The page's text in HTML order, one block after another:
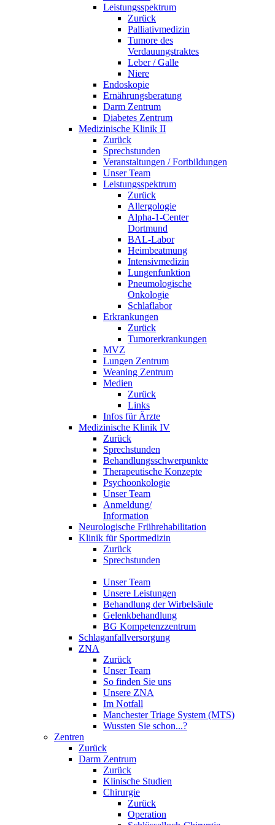
Leistungsspektrum
Zurück
Palliativmedizin
Tumore des
Verdauungstraktes
Leber / Galle
Niere
Endoskopie
Ernährungsberatung
Darm Zentrum
Diabetes Zentrum
Medizinische Klinik II
Zurück
Sprechstunden
Veranstaltungen / Fortbildungen
Unser Team
Leistungsspektrum
Zurück
Allergologie
Alpha-1-Center
Dortmund
BAL-Labor
Heimbeatmung
Intensivmedizin
Lungenfunktion
Pneumologische
Onkologie
Schlaflabor
Erkrankungen
Zurück
Tumorerkrankungen
MVZ
Lungen Zentrum
Weaning Zentrum
Medien
Zurück
Links
Infos für Ärzte
Medizinische Klinik IV
Zurück
Sprechstunden
Behandlungsschwerpunkte
Therapeutische Konzepte
Psychoonkologie
Unser Team
Anmeldung/
Information
Neurologische Frührehabilitation
Klinik für Sportmedizin
Zurück
Sprechstunden
Unser Team
Unsere Leistungen
Behandlung der Wirbelsäule
Gelenkbehandlung
BG Kompetenzzentrum
Schlaganfallversorgung
ZNA
Zurück
Unser Team
So finden Sie uns
Unsere ZNA
Im Notfall
Manchester Triage System (MTS)
Wussten Sie schon...?
Zentren
Zurück
Darm Zentrum
Zurück
Klinische Studien
Chirurgie
Zurück
Operation